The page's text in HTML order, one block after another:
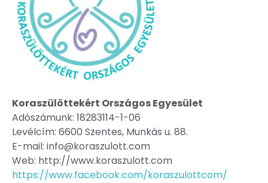
Koraszülöttekért Országos Egyesület
Adószámunk: 18283114-1-06
Levélcím: 6600 Szentes, Munkás u. 88.
E-mail: info@koraszulott.com
Web: http://www.koraszulott.com
https://www.facebook.com/koraszulottcom/